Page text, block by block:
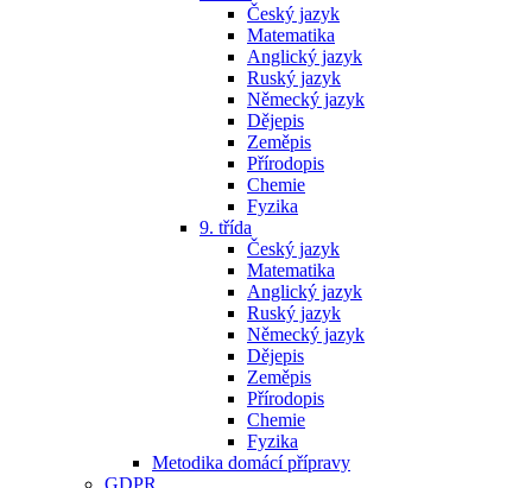
Český jazyk
Matematika
Anglický jazyk
Ruský jazyk
Německý jazyk
Dějepis
Zeměpis
Přírodopis
Chemie
Fyzika
9. třída
Český jazyk
Matematika
Anglický jazyk
Ruský jazyk
Německý jazyk
Dějepis
Zeměpis
Přírodopis
Chemie
Fyzika
Metodika domácí přípravy
GDPR